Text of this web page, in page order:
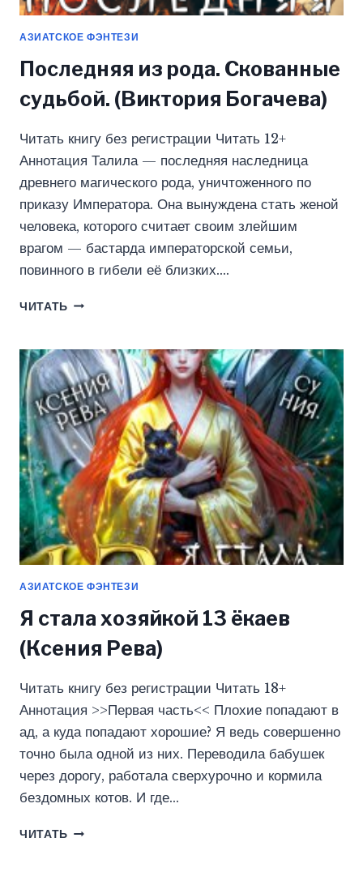
АЗИАТСКОЕ ФЭНТЕЗИ
Последняя из рода. Скованные
судьбой. (Виктория Богачева)
Читать книгу без регистрации Читать 12+
Аннотация Талила — последняя наследница
древнего магического рода, уничтоженного по
приказу Императора. Она вынуждена стать женой
человека, которого считает своим злейшим
врагом — бастарда императорской семьи,
повинного в гибели её близких….
ЧИТАТЬ ПОСЛЕДНЯЯ
СКОВАННЫЕ
СУДЬБОЙ.
(ВИКТОРИЯ
БОГАЧЕВА)
АЗИАТСКОЕ ФЭНТЕЗИ
Я стала хозяйкой 13 ёкаев
(Ксения Рева)
Читать книгу без регистрации Читать 18+
Аннотация >>Первая часть<< Плохие попадают в
ад, а куда попадают хорошие? Я ведь совершенно
точно была одной из них. Переводила бабушек
через дорогу, работала сверхурочно и кормила
бездомных котов. И где…
ЧИТАТЬ Я